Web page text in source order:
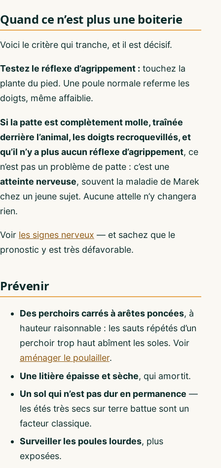
Quand ce n’est plus une boiterie
Voici le critère qui tranche, et il est décisif.
Testez le réflexe d’agrippement : touchez la
plante du pied. Une poule normale referme les
doigts, même affaiblie.
Si la patte est complètement molle, traînée
derrière l’animal, les doigts recroquevillés, et
qu’il n’y a plus aucun réflexe d’agrippement, ce
n’est pas un problème de patte : c’est une
atteinte nerveuse, souvent la maladie de Marek
chez un jeune sujet. Aucune attelle n’y changera
rien.
Voir les signes nerveux — et sachez que le
pronostic y est très défavorable.
Prévenir
Des perchoirs carrés à arêtes poncées, à
hauteur raisonnable : les sauts répétés d’un
perchoir trop haut abîment les soles. Voir
aménager le poulailler.
Une litière épaisse et sèche, qui amortit.
Un sol qui n’est pas dur en permanence —
les étés très secs sur terre battue sont un
facteur classique.
Surveiller les poules lourdes, plus
exposées.